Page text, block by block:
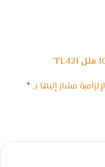
مشار إليها بـ*